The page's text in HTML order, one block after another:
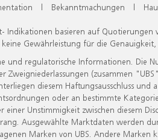
| Bekanntmachungen |
Indikationen basieren auf
Gewährleistung für die
und regulatorische Informationen. Die
Zweigniederlassungen (zusammen
diesem Haftungsausschluss
oder an bestimmte
einer Unstimmigkeit zwischen diesem
Ausgewählte Marktdaten werden
Marken von UBS. Andere Marken